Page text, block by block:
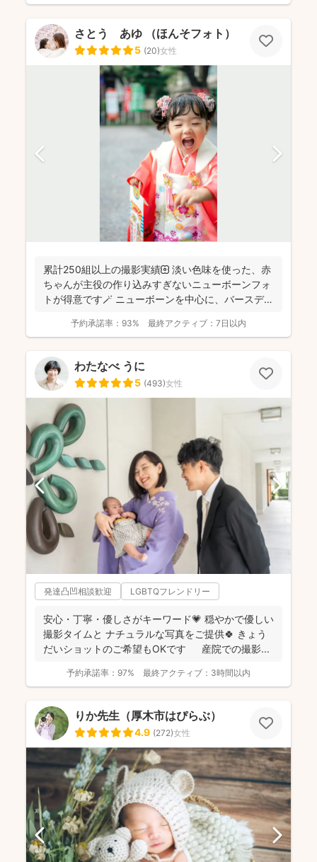
さとう あゆ （ほんそフォト）
5 (20)女性
累計250組以上の撮影実績🌼 淡い色味を使った、赤
ちゃんが主役の作り込みすぎないニューボーンフォ
トが得意です🪄 ニューボーンを中心に、バースデ
予約承諾率： 93% 最終アクティブ： 7日以内
わたなべ うに
5 (493)女性
発達凸凹相談歓迎 LGBTQフレンドリー
安心・丁寧・優しさがキーワード💗 穏やかで優しい
撮影タイムと ナチュラルな写真をご提供🍀 きょう
だいショットのご希望もOKです 産院での撮影...
予約承諾率： 97% 最終アクティブ： 3時間以内
りか先生（厚木市はぴらぶ）
4.9 (272)女性